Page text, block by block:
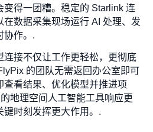
变得一团糟。稳定的 Starlink 连
数据采集现场运行 AI 处理、发
协作。.
连接不仅让工作更轻松，更彻底
的团队无需返回办公室即可
看结果、优化模型并推进项
地理空间人工智能工具响应更
时刻发挥更大作用。.